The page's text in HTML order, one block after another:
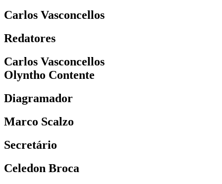
Carlos Vasconcellos
Redatores
Carlos Vasconcellos
Olyntho Contente
Diagramador
Marco Scalzo
Secretário
Celedon Broca